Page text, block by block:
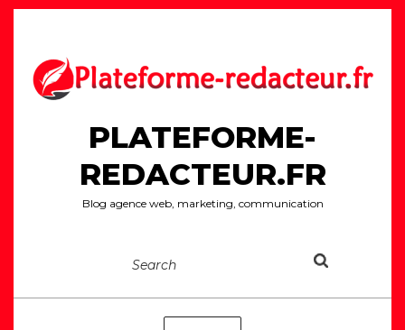
Skip
PLATEFORME-
REDACTEUR.FR
Blog agence web, marketing, communication